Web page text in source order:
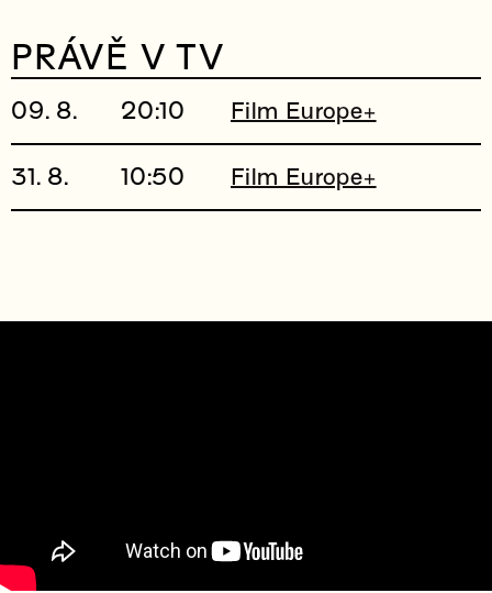
PRÁVĚ V TV
09. 8. 20:10 Film Europe+
31. 8. 10:50 Film Europe+